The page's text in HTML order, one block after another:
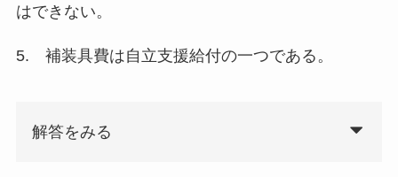
はできない。
5. 補装具費は自立支援給付の一つである。
解答をみる